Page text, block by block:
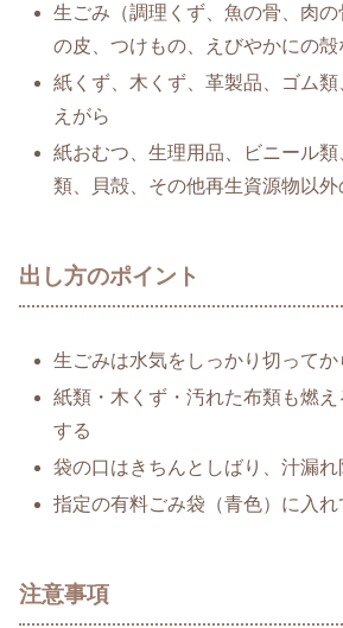
生ごみ（調理くず、魚の骨、肉
の皮、つけもの、えびやかにの殻
紙くず、木くず、革製品、ゴム
えがら
紙おむつ、生理用品、ビニール
類、貝殻、その他再生資源物以
出し方のポイント
生ごみは水気をしっかり切ってか
紙類・木くず・汚れた布類も燃え
する
袋の口はきちんとしばり、汁漏れ
指定の有料ごみ袋（青色）に入れ
注意事項